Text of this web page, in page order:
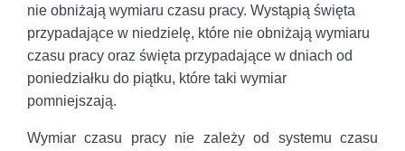
nie obniżają wymiaru czasu pracy. Wystąpią święta
przypadające w niedzielę, które nie obniżają wymiaru
czasu pracy oraz święta przypadające w dniach od
poniedziałku do piątku, które taki wymiar
pomniejszają.
Wymiar czasu pracy nie zależy od systemu czasu